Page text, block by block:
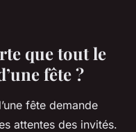
que tout le
fête ?
fête demande
attentes des invités.